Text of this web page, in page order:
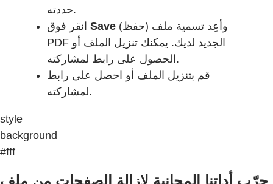
حددته.
انقر فوقSave (حفظ) وأعِد تسمية ملف
PDF الجديد لديك. يمكنك تنزيل الملف أو
الحصول على رابط لمشاركته.
قم بتنزيل الملف أو احصل على رابط
لمشاركته.
style
background
#fff